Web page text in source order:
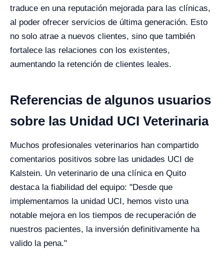
traduce en una reputación mejorada para las clínicas,
al poder ofrecer servicios de última generación. Esto
no solo atrae a nuevos clientes, sino que también
fortalece las relaciones con los existentes,
aumentando la retención de clientes leales.
Referencias de algunos usuarios
sobre las Unidad UCI Veterinaria
Muchos profesionales veterinarios han compartido
comentarios positivos sobre las unidades UCI de
Kalstein. Un veterinario de una clínica en Quito
destaca la fiabilidad del equipo: "Desde que
implementamos la unidad UCI, hemos visto una
notable mejora en los tiempos de recuperación de
nuestros pacientes, la inversión definitivamente ha
valido la pena."